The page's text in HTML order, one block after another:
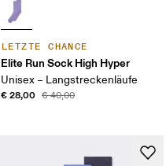
LETZTE CHANCE
Elite Run Sock High Hyper
Unisex – Langstreckenläufe
€ 28,00 € 40,00